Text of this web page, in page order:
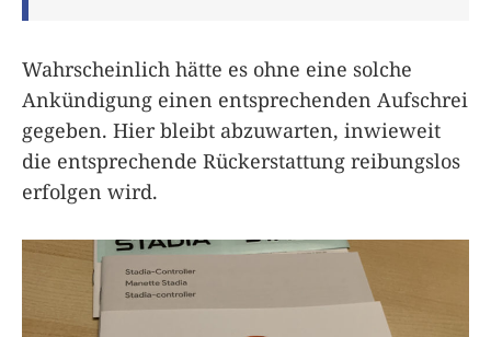
Wahrscheinlich hätte es ohne eine solche
Ankündigung einen entsprechenden Aufschrei
gegeben. Hier bleibt abzuwarten, inwieweit
die entsprechende Rückerstattung reibungslos
erfolgen wird.